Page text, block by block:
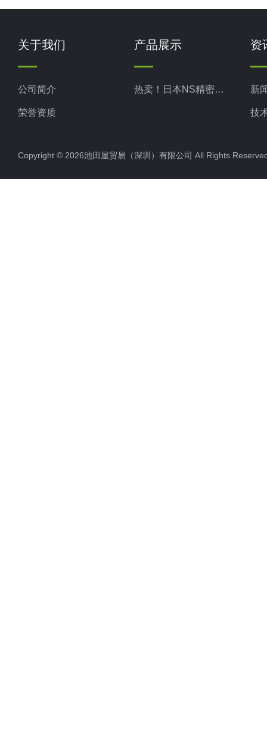
关于我们
公司简介
荣誉资质
产品展示
热卖！日本NS精密科学
资
新
技
Copyright © 2026池田屋贸易（深圳）有限公司 All Rights